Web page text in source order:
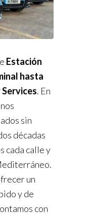
Estación
hasta
. En
sin
décadas
cada calle y
un
y de
con